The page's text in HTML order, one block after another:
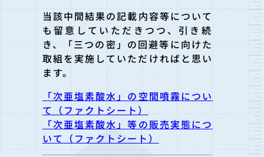
当該中間結果の記載内容等について
も留意していただきつつ、引き 続
き、「三つの密」の回避等に向けた
取組を実施していただければ と思い
ます。
「次亜塩素酸水」の空間噴霧につい
て（ファクトシート）
「次亜塩素酸水」等の販売実態につ
いて（ファクトシート）